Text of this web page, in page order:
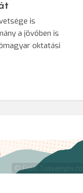
is
a jövőben is
oktatási
© Fotó: Tusvanyos.ro